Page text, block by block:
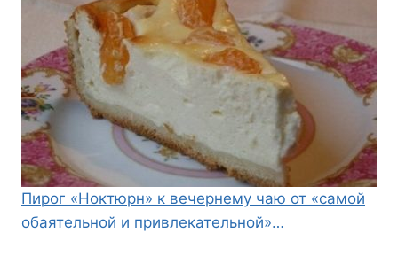
Пирог «Ноктюрн» к вечернему чаю от «самой
обаятельной и привлекательной»…